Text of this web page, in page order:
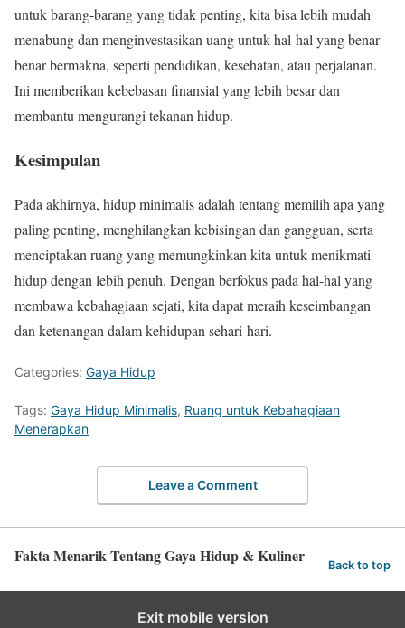
untuk barang-barang yang tidak penting, kita bisa lebih mudah
menabung dan menginvestasikan uang untuk hal-hal yang benar-
benar bermakna, seperti pendidikan, kesehatan, atau perjalanan.
Ini memberikan kebebasan finansial yang lebih besar dan
membantu mengurangi tekanan hidup.
Kesimpulan
Pada akhirnya, hidup minimalis adalah tentang memilih apa yang
paling penting, menghilangkan kebisingan dan gangguan, serta
menciptakan ruang yang memungkinkan kita untuk menikmati
hidup dengan lebih penuh. Dengan berfokus pada hal-hal yang
membawa kebahagiaan sejati, kita dapat meraih keseimbangan
dan ketenangan dalam kehidupan sehari-hari.
Categories: Gaya Hidup
Tags: Gaya Hidup Minimalis, Ruang untuk Kebahagiaan
Menerapkan
Leave a Comment
Fakta Menarik Tentang Gaya Hidup & Kuliner Back to top
Exit mobile version